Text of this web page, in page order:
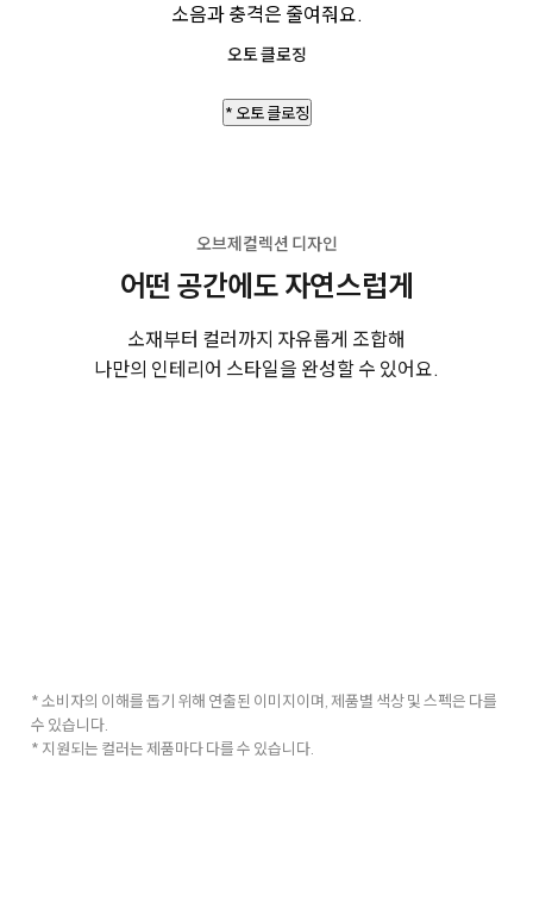
소음과 충격은 줄여줘요.
오토 클로징
* 오토 클로징
오브제컬렉션 디자인
어떤 공간에도 자연스럽게
소재부터 컬러까지 자유롭게 조합해
나만의 인테리어 스타일을 완성할 수 있어요.
* 소비자의 이해를 돕기 위해 연출된 이미지이며, 제품별 색상 및 스펙은 다를
수 있습니다.
* 지원되는 컬러는 제품마다 다를 수 있습니다.